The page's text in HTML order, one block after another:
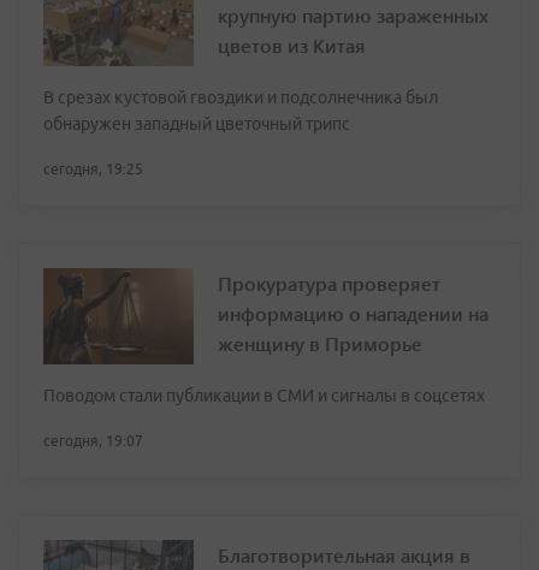
крупную партию зараженных
цветов из Китая
В срезах кустовой гвоздики и подсолнечника был
обнаружен западный цветочный трипс
сегодня, 19:25
Прокуратура проверяет
информацию о нападении на
женщину в Приморье
Поводом стали публикации в СМИ и сигналы в соцсетях
сегодня, 19:07
Благотворительная акция в